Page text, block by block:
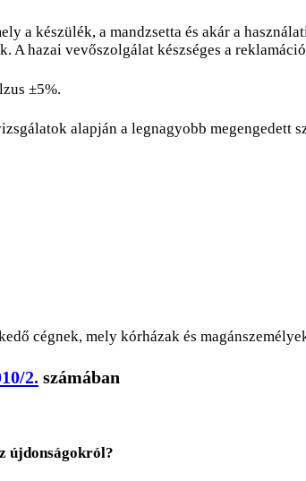
a készülék, a mandzsetta és akár a
A hazai vevőszolgálat készséges a
±5%.
alapján a legnagyobb megengedett
cégnek, mely kórházak és
2. számában
újdonságokról?